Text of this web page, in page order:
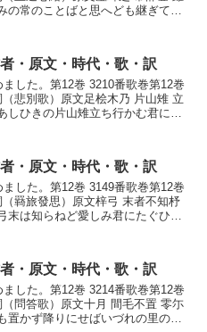
常のことばと思へども継ぎてし
・原文・時代・歌・訳
した。第12巻 3210番歌巻第12巻
悲別歌）原文足桧木乃 片山雉 立
しひきの片山雉立ち行かむ君に後
・原文・時代・歌・訳
した。第12巻 3149番歌巻第12巻
羇旅發思）原文梓弓 末者不知杼
末は知らねど愛しみ君にたぐひて
・原文・時代・歌・訳
した。第12巻 3214番歌巻第12巻
問答歌）原文十月 間毛不置 零尓
置かず降りにせばいづれの里の宿